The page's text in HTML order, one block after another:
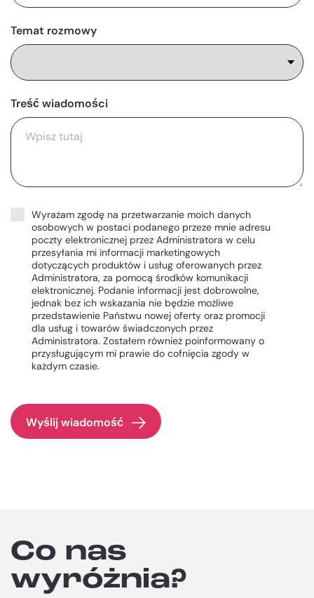
Temat rozmowy
Treść wiadomości
Wyrażam zgodę na przetwarzanie moich danych
osobowych w postaci podanego przeze mnie adresu
poczty elektronicznej przez Administratora w celu
przesyłania mi informacji marketingowych
dotyczących produktów i usług oferowanych przez
Administratora, za pomocą środków komunikacji
elektronicznej. Podanie informacji jest dobrowolne,
jednak bez ich wskazania nie będzie możliwe
przedstawienie Państwu nowej oferty oraz promocji
dla usług i towarów świadczonych przez
Administratora. Zostałem również poinformowany o
przysługującym mi prawie do cofnięcia zgody w
każdym czasie.
Wyślij wiadomość
Co nas
wyróżnia?